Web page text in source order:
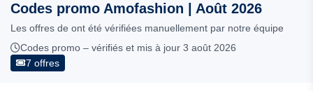
Codes promo Amofashion | Août 2026
Les offres de ont été vérifiées manuellement par notre équipe
Codes promo – vérifiés et mis à jour 3 août 2026
7 offres